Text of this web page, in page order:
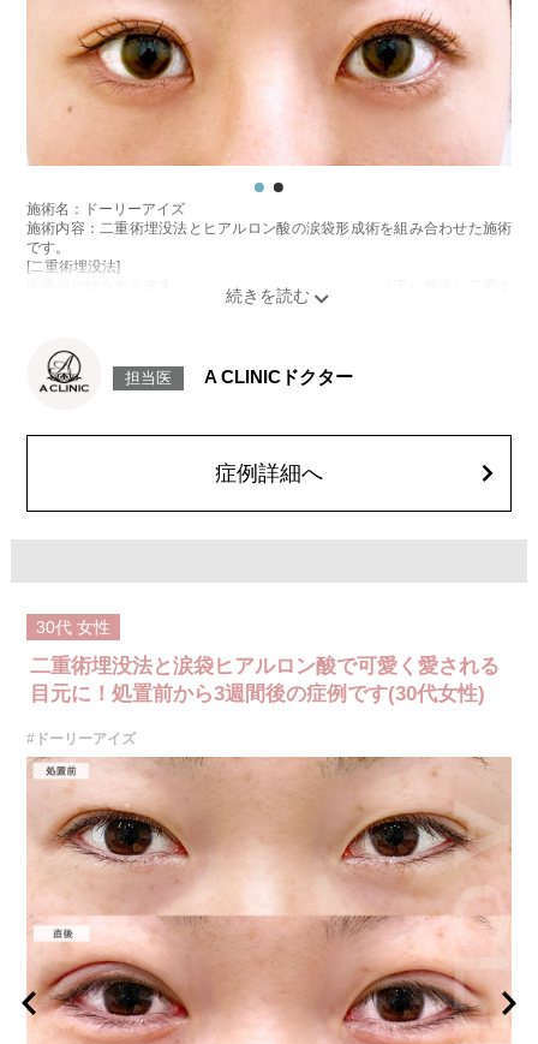
施術名：ドーリーアイズ
施術内容：二重術埋没法とヒアルロン酸の涙袋形成術を組み合わせた施術
です。
[二重術埋没法]
医療用の縫合糸を皮膚から瞼板に通し、結紮した糸を皮下へ埋没し二重ま
施術時間：約15～20分程
リスク、副作用：腫れ、内出血、疼痛、目がごろごろする違和感などが術
症、血管閉塞などが生じることがございます。注入箇所を強く刺激するよ
うなマッサージは1〜2週間ほどお控えください。
費用：モニター価格54,800円(税込)
施術名：目の下のたるみ取り
とが可能です。皮膚のたるみが強い方や、目の下のシワや皮膚の余りが気
になる方に適した治療法です。
施術時間：約30分程
抜糸：施術5〜7日後にご来院して頂きます
リスク、副作用：腫れ、内出血、疼痛、目がごろごろする違和感などが術
後一時的に生じることがございます。また、稀に細菌感染症、左右差、肥
厚性瘢痕、兎眼、後戻り、縫合糸の露出、逆さ睫毛になる、目が乾燥す
る、睫毛が切れたり抜ける、結膜腫脹、結膜下出血などが生じることがご
ざいます。
費用：437,800円〜822,800円(税込)
骨膜固定＋327,800円(税込)
オプション：笑気麻酔 3,300円(税込)
施術名：目の下のふくらみ取り
施術内容：皮膚を切らずに下瞼の裏側を切開し、目の下のふくらみの原因
となる眼窩脂肪を適切に除去する施術です。皮膚表面を切開しないため、
術後に外見上の傷痕が残ることはありません。脂肪の出方に応じて1～3か
所から脂肪を除去し、目の下の凹凸をなめらかに整えます。施術は局所麻
酔をしてから行います。
施術時間：約20分程
リスク、副作用：腫れ、内出血、疼痛、目がごろごろする違和感などが術
後一時的に生じることがございますが、通常は数日〜1週間程度で自然に軽
快します。また、稀に細菌感染症、ふくらみの残り・凹み、しわ・たるみ
担当医 A CLINICドクター
症例詳細へ
30代 女性
二重術埋没法と涙袋ヒアルロン酸で可愛く愛される
目元に！処置前から3週間後の症例です(30代女性)
#ドーリーアイズ